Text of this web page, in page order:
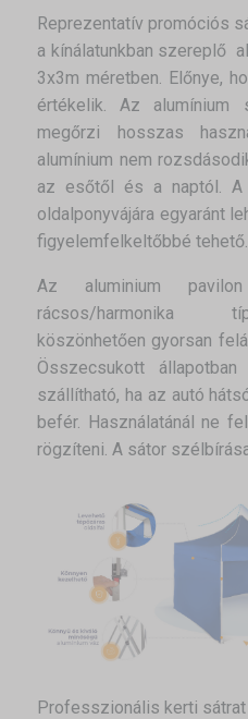
Reprezentatív promóciós
a kínálatunkban szereplő
3x3m méretben. Előnye,
értékelik. Az alumínium
megőrzi hosszas
alumínium nem
az esőtől és a naptól.
oldalponyvájára egyaránt
figyelemfelkeltőbbé tehető.
Az aluminium
rácsos/harmonika
köszönhetően gyorsan
Összecsukott
szállítható, ha az autó
befér. Használatánál ne
rögzíteni. A sátor
Professzionális kerti